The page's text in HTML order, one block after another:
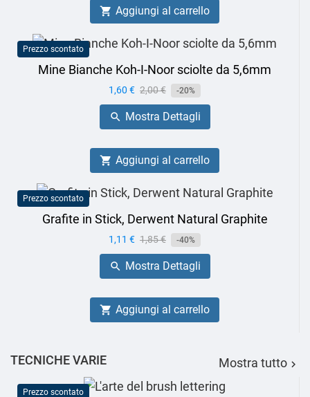
 Aggiungi al carrello
Prezzo scontato
Mine Bianche Koh-I-Noor sciolte da 5,6mm
Prezzo
1,60 € Prezzo
base
2,00 € -20%
 Mostra Dettagli
 Aggiungi al carrello
Prezzo scontato
Grafite in Stick, Derwent Natural Graphite
Prezzo
1,11 € Prezzo
base
1,85 € -40%
 Mostra Dettagli
 Aggiungi al carrello
TECNICHE VARIE Mostra tutto 
Prezzo scontato